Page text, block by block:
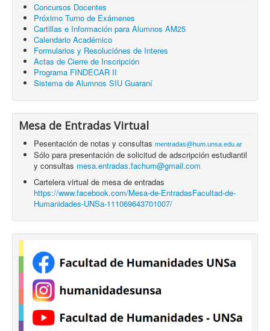
Concursos Docentes
Próximo Turno de Exámenes
Cartillas e Información para Alumnos AM25
Calendario Académico
Formularios y Resoluciónes de Interes
Actas de Cierre de Inscripción
Programa FINDECAR II
Sistema de Alumnos SIU Guaraní
Mesa de Entradas Virtual
Pesentación de notas y consultas mentradas@hum.unsa.edu.ar
Sólo para presentación de solicitud de adscripción estudiantil
y consultas mesa.entradas.fachum@gmail.com
Cartelera virtual de mesa de entradas
https://www.facebook.com/Mesa-de-EntradasFacultad-de-
Humanidades-UNSa-111069643701007/